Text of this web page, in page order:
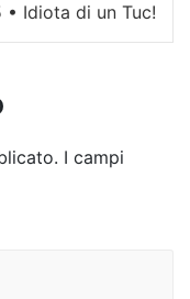
• Idiota di un Tuc!
I campi